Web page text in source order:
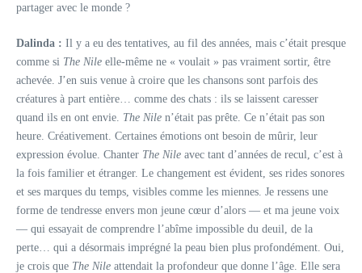
partager avec le monde ?
Dalinda : Il y a eu des tentatives, au fil des années, mais c’était presque
comme si The Nile elle-même ne « voulait » pas vraiment sortir, être
achevée. J’en suis venue à croire que les chansons sont parfois des
créatures à part entière… comme des chats : ils se laissent caresser
quand ils en ont envie. The Nile n’était pas prête. Ce n’était pas son
heure. Créativement. Certaines émotions ont besoin de mûrir, leur
expression évolue. Chanter The Nile avec tant d’années de recul, c’est à
la fois familier et étranger. Le changement est évident, ses rides sonores
et ses marques du temps, visibles comme les miennes. Je ressens une
forme de tendresse envers mon jeune cœur d’alors — et ma jeune voix
— qui essayait de comprendre l’abîme impossible du deuil, de la
perte… qui a désormais imprégné la peau bien plus profondément. Oui,
je crois que The Nile attendait la profondeur que donne l’âge. Elle sera